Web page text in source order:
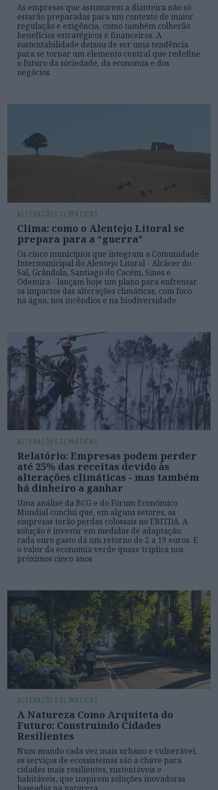
As empresas que assumirem a dianteira não só
estarão preparadas para um contexto de maior
regulação e exigência, como também colherão
benefícios estratégicos e financeiros. A
sustentabilidade deixou de ser uma tendência
para se tornar um elemento central que redefine
o futuro da sociedade, da economia e dos
negócios
ALTERAÇÕES CLIMÁTICAS
Clima: como o Alentejo Litoral se
prepara para a “guerra”
Os cinco municípios que integram a Comunidade
Intermunicipal do Alentejo Litoral - Alcácer do
Sal, Grândola, Santiago do Cacém, Sines e
Odemira - lançam hoje um plano para enfrentar
os impactos das alterações climáticas, com foco
na água, nos incêndios e na biodiversidade
ALTERAÇÕES CLIMÁTICAS
Relatório: Empresas podem perder
até 25% das receitas devido às
alterações climáticas - mas também
há dinheiro a ganhar
Uma análise da BCG e do Fórum Económico
Mundial conclui que, em alguns setores, as
empresas terão perdas colossais no EBITDA. A
solução é investir em medidas de adaptação:
cada euro gasto dá um retorno de 2 a 19 euros. E
o valor da economia verde quase triplica nos
próximos cinco anos
ALTERAÇÕES CLIMÁTICAS
A Natureza Como Arquiteta do
Futuro: Construindo Cidades
Resilientes
Num mundo cada vez mais urbano e vulnerável,
os serviços de ecossistemas são a chave para
cidades mais resilientes, sustentáveis e
habitáveis, que inspirem soluções inovadoras